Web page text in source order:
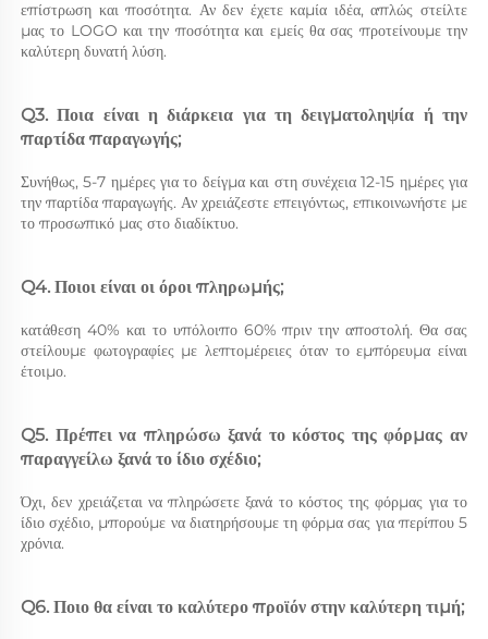
επίστρωση και ποσότητα. Αν δεν έχετε καμία ιδέα, απλώς στείλτε
μας το LOGO και την ποσότητα και εμείς θα σας προτείνουμε την
καλύτερη δυνατή λύση.
Q3. Ποια είναι η διάρκεια για τη δειγματοληψία ή την
παρτίδα παραγωγής;
Συνήθως, 5-7 ημέρες για το δείγμα και στη συνέχεια 12-15 ημέρες για
την παρτίδα παραγωγής. Αν χρειάζεστε επειγόντως, επικοινωνήστε με
το προσωπικό μας στο διαδίκτυο.
Q4. Ποιοι είναι οι όροι πληρωμής;
κατάθεση 40% και το υπόλοιπο 60% πριν την αποστολή. Θα σας
στείλουμε φωτογραφίες με λεπτομέρειες όταν το εμπόρευμα είναι
έτοιμο.
Q5. Πρέπει να πληρώσω ξανά το κόστος της φόρμας αν
παραγγείλω ξανά το ίδιο σχέδιο;
Όχι, δεν χρειάζεται να πληρώσετε ξανά το κόστος της φόρμας για το
ίδιο σχέδιο, μπορούμε να διατηρήσουμε τη φόρμα σας για περίπου 5
χρόνια.